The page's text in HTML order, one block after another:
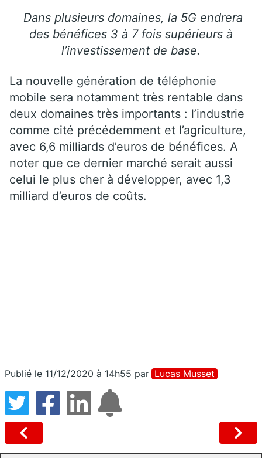
Dans plusieurs domaines, la 5G endrera
des bénéfices 3 à 7 fois supérieurs à
l’investissement de base.
La nouvelle génération de téléphonie
mobile sera notamment très rentable dans
deux domaines très importants : l’industrie
comme cité précédemment et l’agriculture,
avec 6,6 milliards d’euros de bénéfices. A
noter que ce dernier marché serait aussi
celui le plus cher à développer, avec 1,3
milliard d’euros de coûts.
Publié le 11/12/2020 à 14h55 par Lucas Musset